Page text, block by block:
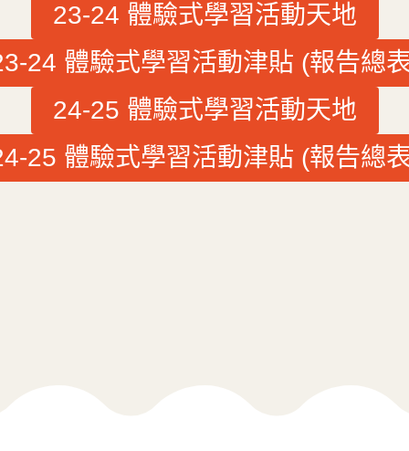
23-24 體驗式學習活動天地
24 體驗式學習活動津貼 (報告總
24-25 體驗式學習活動天地
25 體驗式學習活動津貼 (報告總